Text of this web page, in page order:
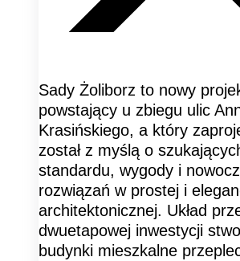
Sady Żoliborz to nowy
powstający u zbiegu ulic
Krasińskiego, a który
został z myślą o
standardu, wygody i
rozwiązań w prostej i
architektonicznej. Układ
dwuetapowej inwestycji
budynki mieszkalne